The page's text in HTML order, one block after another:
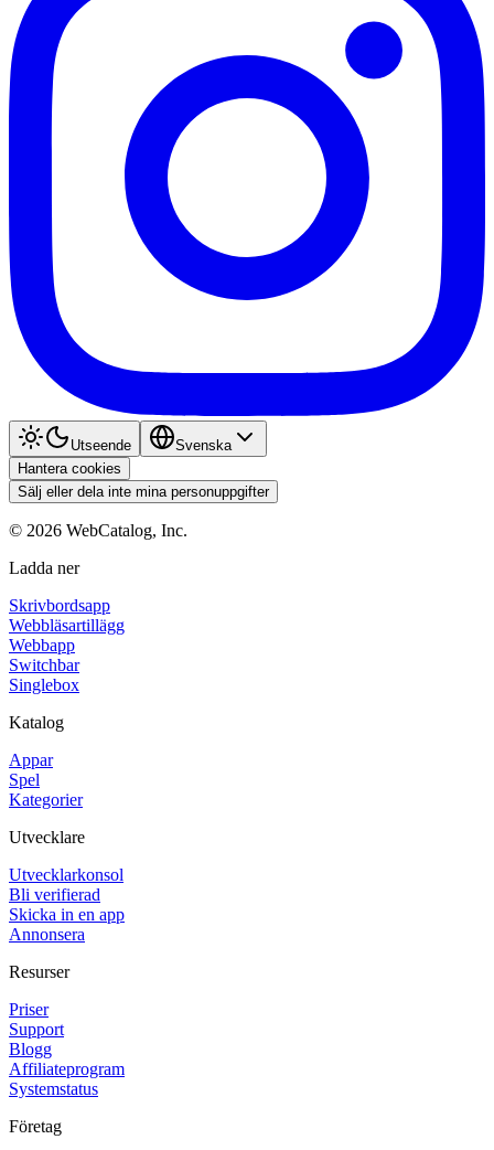
Utseende
Svenska
Hantera cookies
Sälj eller dela inte mina personuppgifter
© 2026 WebCatalog, Inc.
Ladda ner
Skrivbordsapp
Webbläsartillägg
Webbapp
Switchbar
Singlebox
Katalog
Appar
Spel
Kategorier
Utvecklare
Utvecklarkonsol
Bli verifierad
Skicka in en app
Annonsera
Resurser
Priser
Support
Blogg
Affiliateprogram
Systemstatus
Företag